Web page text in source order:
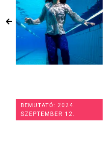
BEMUTATÓ: 2024.
SZEPTEMBER 12.